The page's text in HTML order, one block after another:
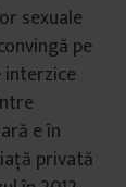
sexuale
pe
e în
privată